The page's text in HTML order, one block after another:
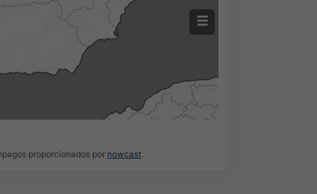
proporcionados por nowcast.